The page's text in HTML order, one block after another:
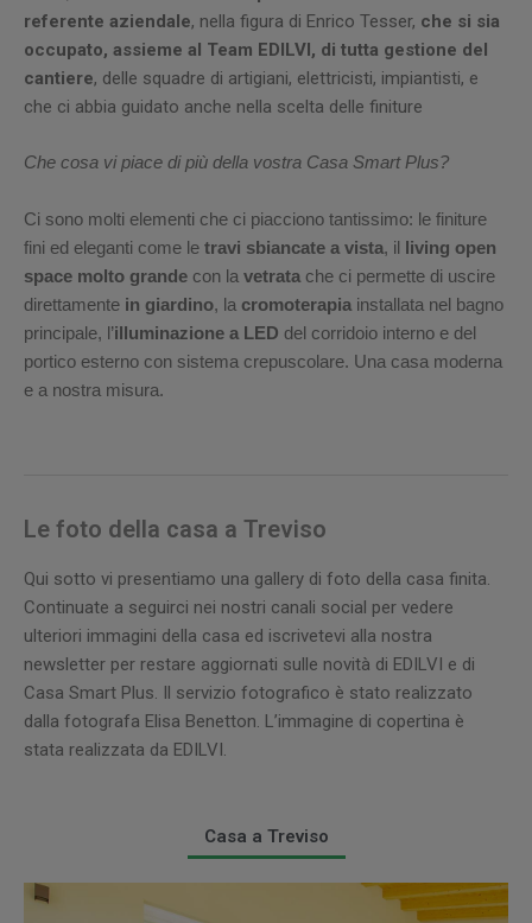
referente aziendale, nella figura di Enrico Tesser, che si sia
occupato, assieme al Team EDILVI, di tutta gestione del
cantiere, delle squadre di artigiani, elettricisti, impiantisti, e
che ci abbia guidato anche nella scelta delle finiture
Che cosa vi piace di più della vostra Casa Smart Plus?
Ci sono molti elementi che ci piacciono tantissimo: le finiture
fini ed eleganti come le travi sbiancate a vista, il living open
space molto grande con la vetrata che ci permette di uscire
direttamente in giardino, la cromoterapia installata nel bagno
principale, l’illuminazione a LED del corridoio interno e del
portico esterno con sistema crepuscolare. Una casa moderna
e a nostra misura.
Le foto della casa a Treviso
Qui sotto vi presentiamo una gallery di foto della casa finita.
Continuate a seguirci nei nostri canali social per vedere
ulteriori immagini della casa ed iscrivetevi alla nostra
newsletter per restare aggiornati sulle novità di EDILVI e di
Casa Smart Plus. Il servizio fotografico è stato realizzato
dalla fotografa Elisa Benetton. L’immagine di copertina è
stata realizzata da EDILVI.
Casa a Treviso